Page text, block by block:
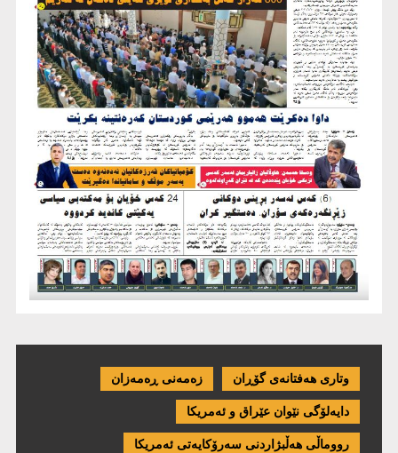
وتاری هەفتانەی گۆڕان زەمەنی ڕەمەزان
دایەلۆگی نێوان عێراق و ئەمریكا
رووماڵی هەڵبژاردنی سەرۆکایەتی ئەمریکا